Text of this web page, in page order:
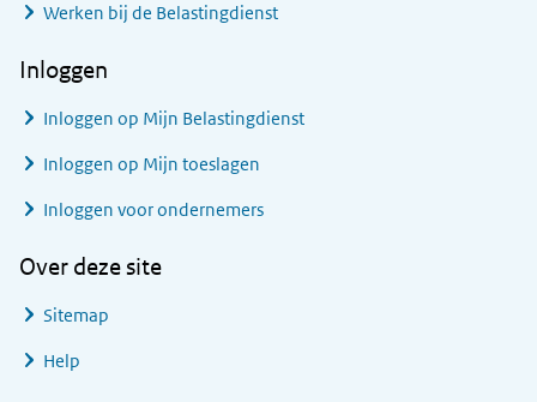
Werken bij de Belastingdienst
Inloggen
Inloggen op Mijn Belastingdienst
Inloggen op Mijn toeslagen
Inloggen voor ondernemers
Over deze site
Sitemap
Help